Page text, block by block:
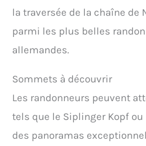
la traversée de la chaîne de
parmi les plus belles
allemandes.
Sommets à découvrir
Les randonneurs peuvent
tels que le Siplinger Kopf
des panoramas